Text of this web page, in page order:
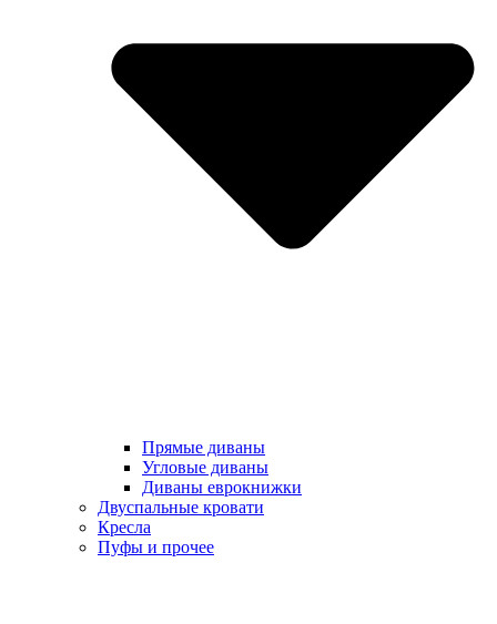
Прямые диваны
Угловые диваны
Диваны еврокнижки
Двуспальные кровати
Кресла
Пуфы и прочее